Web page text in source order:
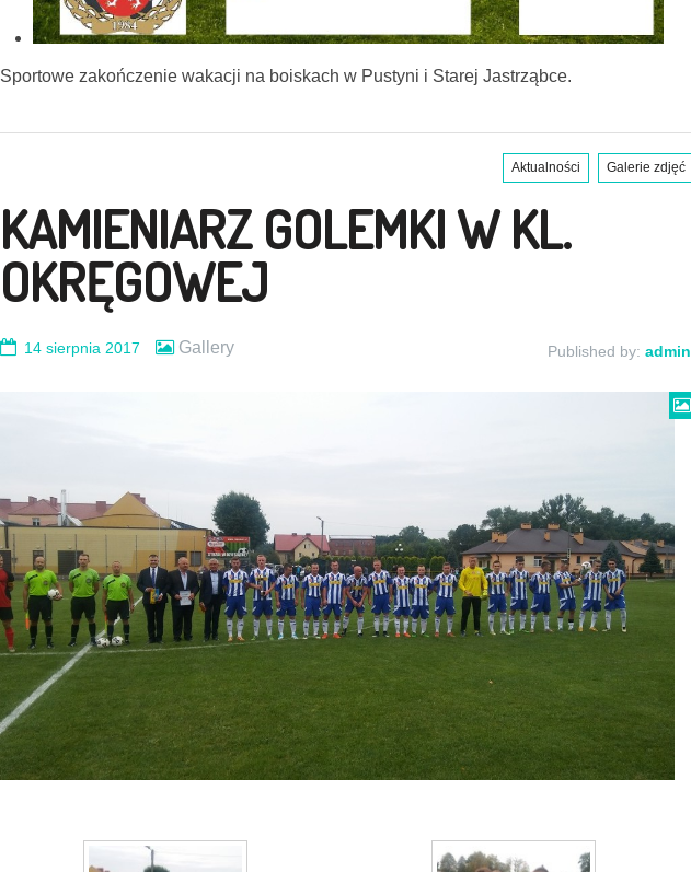
Sportowe zakończenie wakacji na boiskach w Pustyni i Starej Jastrząbce.
Aktualności Galerie zdjęć
KAMIENIARZ GOLEMKI W KL.
OKRĘGOWEJ
14 sierpnia 2017 Gallery Published by: admin